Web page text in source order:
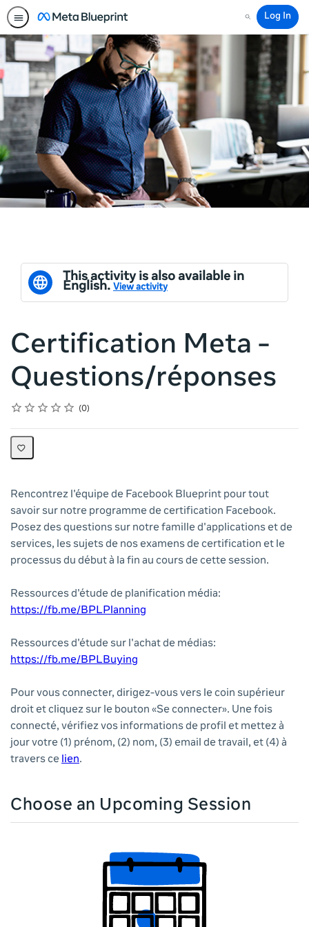
Search
Log In
This activity is also available in
English. View activity
Certification Meta -
Questions/réponses
Rating
1 star
2 stars
3 stars
4 stars
5 stars
Average rating: 0 0
No reviews
Rencontrez l'équipe de Facebook Blueprint pour tout
savoir sur notre programme de certification Facebook.
Posez des questions sur notre famille d'applications et de
services, les sujets de nos examens de certification et le
processus du début à la fin au cours de cette session.
Ressources d'étude de planification média:
https://fb.me/BPLPlanning
Ressources d'étude sur l'achat de médias:
https://fb.me/BPLBuying
Pour vous connecter, dirigez-vous vers le coin supérieur
droit et cliquez sur le bouton «Se connecter». Une fois
connecté, vérifiez vos informations de profil et mettez à
jour votre (1) prénom, (2) nom, (3) email de travail, et (4) à
travers ce lien.
Choose an Upcoming Session